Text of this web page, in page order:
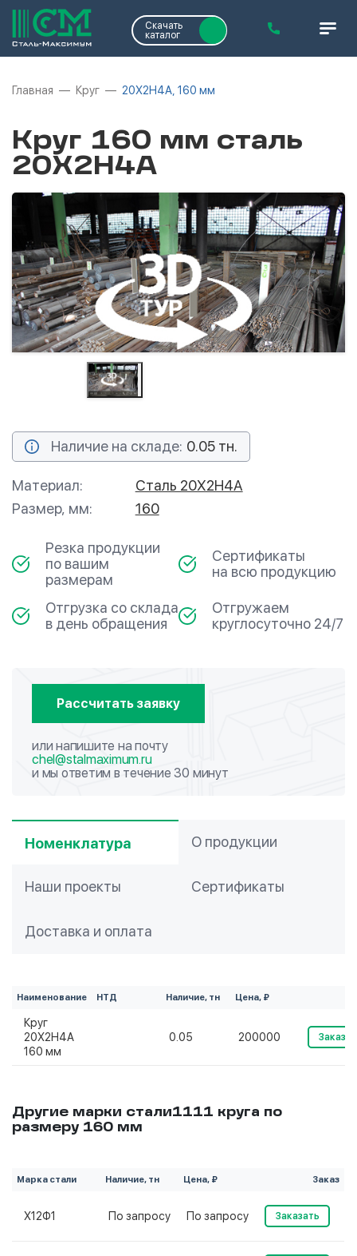
Скачать
каталог
Главная Круг 20Х2Н4А, 160 мм
Круг 160 мм сталь
20Х2Н4А
Наличие на складе: 0.05 тн.
Материал:
Сталь 20Х2Н4А
Размер, мм:
160
Резка продукции
по вашим
размерам
Сертификаты
на всю продукцию
Отгрузка со склада
в день обращения
Отгружаем
круглосуточно 24/7
Рассчитать заявку
или напишите на почту
chel@stalmaximum.ru
и мы ответим в течение 30 минут
Номенклатура О продукции
Наши проекты Сертификаты
Доставка и оплата
Наименование НТД Наличие, тн Цена, ₽
Круг
20Х2Н4А
160 мм
0.05 200000
Другие марки стали1111 круга по
размеру 160 мм
Марка стали Наличие, тн Цена, ₽ Заказ
Х12Ф1 По запросу По запросу Заказать